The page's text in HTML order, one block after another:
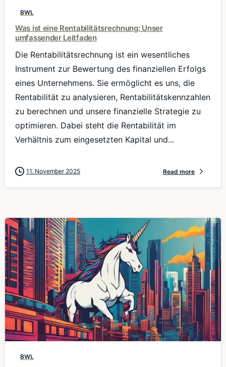
BWL
Was ist eine Rentabilitätsrechnung: Unser
umfassender Leitfaden
Die Rentabilitätsrechnung ist ein wesentliches
Instrument zur Bewertung des finanziellen Erfolgs
eines Unternehmens. Sie ermöglicht es uns, die
Rentabilität zu analysieren, Rentabilitätskennzahlen
zu berechnen und unsere finanzielle Strategie zu
optimieren. Dabei steht die Rentabilität im
Verhältnis zum eingesetzten Kapital und...
11. November 2025 Read more
BWL